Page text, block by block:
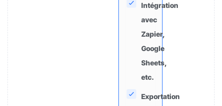
Intégration
avec
Zapier,
Google
Sheets,
etc.
Exportation